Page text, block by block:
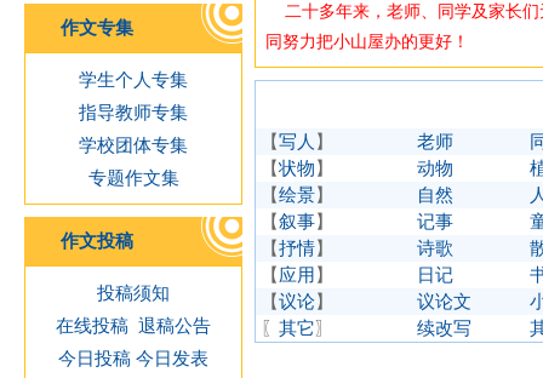
作文专集
学生个人专集
指导教师专集
学校团体专集
专题作文集
作文投稿
投稿须知
在线投稿 退稿公告
今日投稿 今日发表
二十多年来，老师、同学及家长们
同努力把小山屋办的更好！
【写人 】 老师
【状物】 动物
【绘景】 自然
【叙事】 记事
【抒情】 诗歌
【应用】 日记
【议论】 议论文
〖 其它〗 续改写